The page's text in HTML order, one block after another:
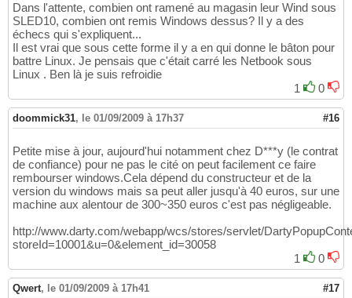
Dans l'attente, combien ont ramené au magasin leur Wind sous
SLED10, combien ont remis Windows dessus? Il y a des
échecs qui s'expliquent...
Il est vrai que sous cette forme il y a en qui donne le bâton pour
battre Linux. Je pensais que c'était carré les Netbook sous
Linux . Ben là je suis refroidie
1
0
doommick31, le 01/09/2009 à 17h37 #16
Petite mise à jour, aujourd'hui notamment chez D***y (le contrat
de confiance) pour ne pas le cité on peut facilement ce faire
rembourser windows.Cela dépend du constructeur et de la
version du windows mais sa peut aller jusqu'à 40 euros, sur une
machine aux alentour de 300~350 euros c'est pas négligeable.
http://www.darty.com/webapp/wcs/stores/servlet/
storeId=10001&u=0&element_id=30058
1
0
Qwert, le 01/09/2009 à 17h41 #17